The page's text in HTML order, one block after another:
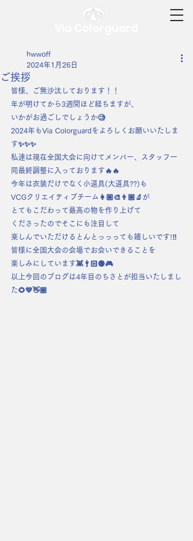
ご挨拶
hwwoff
2024年1月26日
皆様、ご無沙汰しております！！
年が明けてから3週間ほど経ちますが、
いかがお過ごしでしょうか🧐
2024年もVia Colorguardをよろしくお願いいたしま
す✨✨✨
私達は現在全国大会に向けてメンバー、スタッフ一
同最終調整に入っております🔥🔥
今年は衣装だけでなく小道具(大道具??)も
VCGクリエイティブチーム👩🏼‍🎨👨🏼‍🔬が
とてもこだわって最高の物を作り上げて
くださったのでそこにも注目して
楽しんでいただけるとんとっっっても嬉しいです!‼
皆様に全国大会の会場でお会いできることを
楽しみにしています👾🕴🏻🟡🎮
以上今回のブログは4年目のちさとが担当いたしまし
た🌻💙👋🏽